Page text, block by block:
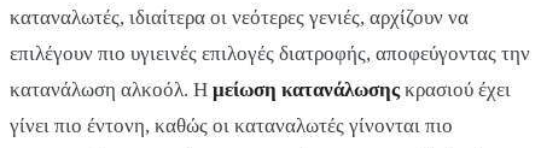
καταναλωτές, ιδιαίτερα οι νεότερες γενιές, αρχίζουν να
επιλέγουν πιο υγιεινές επιλογές διατροφής, αποφεύγοντας την
κατανάλωση αλκοόλ. Η μείωση κατανάλωσηςκρασιού έχει
γίνει πιο έντονη, καθώς οι καταναλωτές γίνονται πιο